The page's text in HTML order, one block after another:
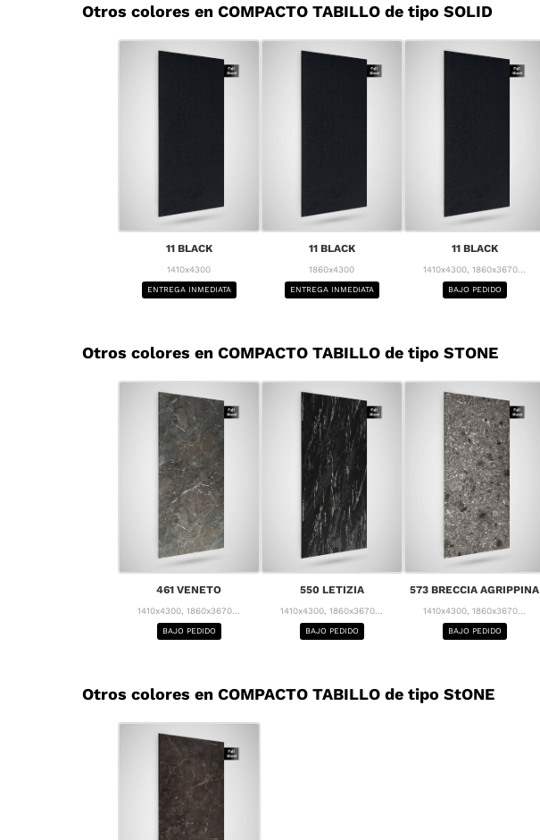
Otros colores en COMPACTO TABILLO de tipo SOLID
11 BLACK
1410x4300
ENTREGA INMEDIATA
11 BLACK
1860x4300
ENTREGA INMEDIATA
11 BLACK
1410x4300, 1860x3670...
BAJO PEDIDO
Otros colores en COMPACTO TABILLO de tipo STONE
461 VENETO
1410x4300, 1860x3670...
BAJO PEDIDO
550 LETIZIA
1410x4300, 1860x3670...
BAJO PEDIDO
573 BRECCIA AGRIPPINA
1410x4300, 1860x3670...
BAJO PEDIDO
Otros colores en COMPACTO TABILLO de tipo StONE